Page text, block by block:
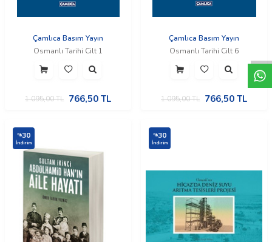
Çamlıca Basım Yayın
Osmanlı Tarihi Cilt 1
1.095,00TL 766,50 TL
Çamlıca Basım Yayın
Osmanlı Tarihi Cilt 6
1.095,00TL 766,50 TL
%30
İndirim
%30
İndirim